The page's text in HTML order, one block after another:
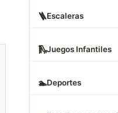
🪜Escaleras
🛝Juegos Infantiles
🏊Deportes